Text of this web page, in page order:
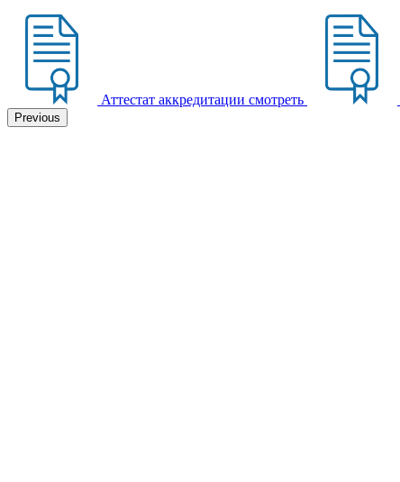
Аттестат аккредитации смотреть
Previous